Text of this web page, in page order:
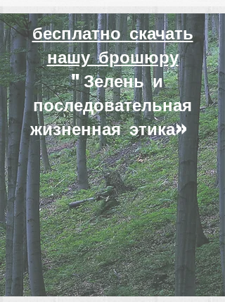
бесплатно скачать
нашу брошюру
"Зелень и
последовательная
жизненная этика»